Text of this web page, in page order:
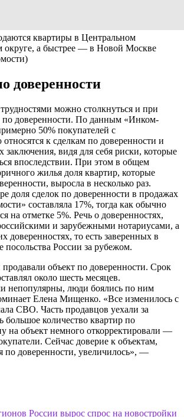
квартиры в Центральном
округе, а быстрее — в Новой Москве
доверенности
можно столкнуться и при
по доверенности. По данным «Инком-
50% покупателей с
к сделкам по доверенности и
заключения, видя для себя риски, которые
впоследствии. При этом в общем
жилья доля квартир, которые
выросла в несколько раз.
доля сделок по доверенности в продажах
составляла 17%, тогда как обычно
на отметке 5%. Речь о доверенностях,
и зарубежными нотариусами, а
доверенностях, то есть заверенных в
посольства России за рубежом.
объект по доверенности. Срок
около шесть месяцев.
непопулярны, люди боялись по ним
Елена Мищенко. «Все изменилось с
СВО. Часть продавцов уехали за
большое количество квартир по
на объект немного откорректировали —
Сейчас доверие к объектам,
по доверенности, увеличилось», —
России вырос спрос на новостройки